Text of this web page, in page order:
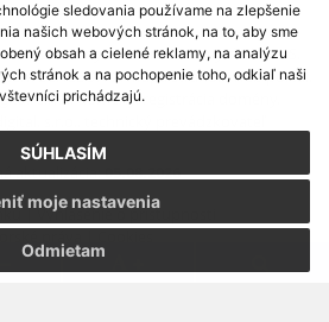
sledovania používame na zlepšenie
našich webových stránok, na to, aby sme
obsah a cielené reklamy, na analýzu
stránok a na pochopenie toho, odkiaľ naši
prichádzajú.
SÚHLASÍM
Odmietam
moje nastavenia
aktuálnych informácií s využitím RSS
ECHELON 2,Mapa stránok,web portál
s.r.o.,domény,registrácia domény
aktualizácia:05.08.2026
|Vyhlásenie o prístupnosti